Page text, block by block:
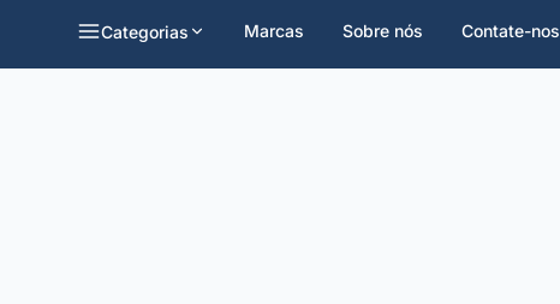
Categorias Marcas Sobre nós Contate-nos